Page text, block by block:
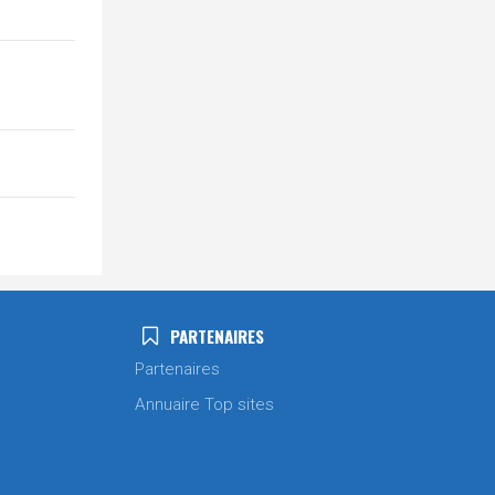
PARTENAIRES
Partenaires
Annuaire Top sites